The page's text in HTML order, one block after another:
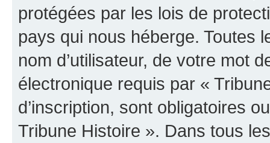
protégées par les lois de
pays qui nous héberge. Toutes
nom d’utilisateur, de votre mot
électronique requis par «
d’inscription, sont obligatoires
Tribune Histoire ». Dans tous